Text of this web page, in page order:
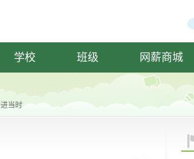
学校 班级 网薪商城
当时